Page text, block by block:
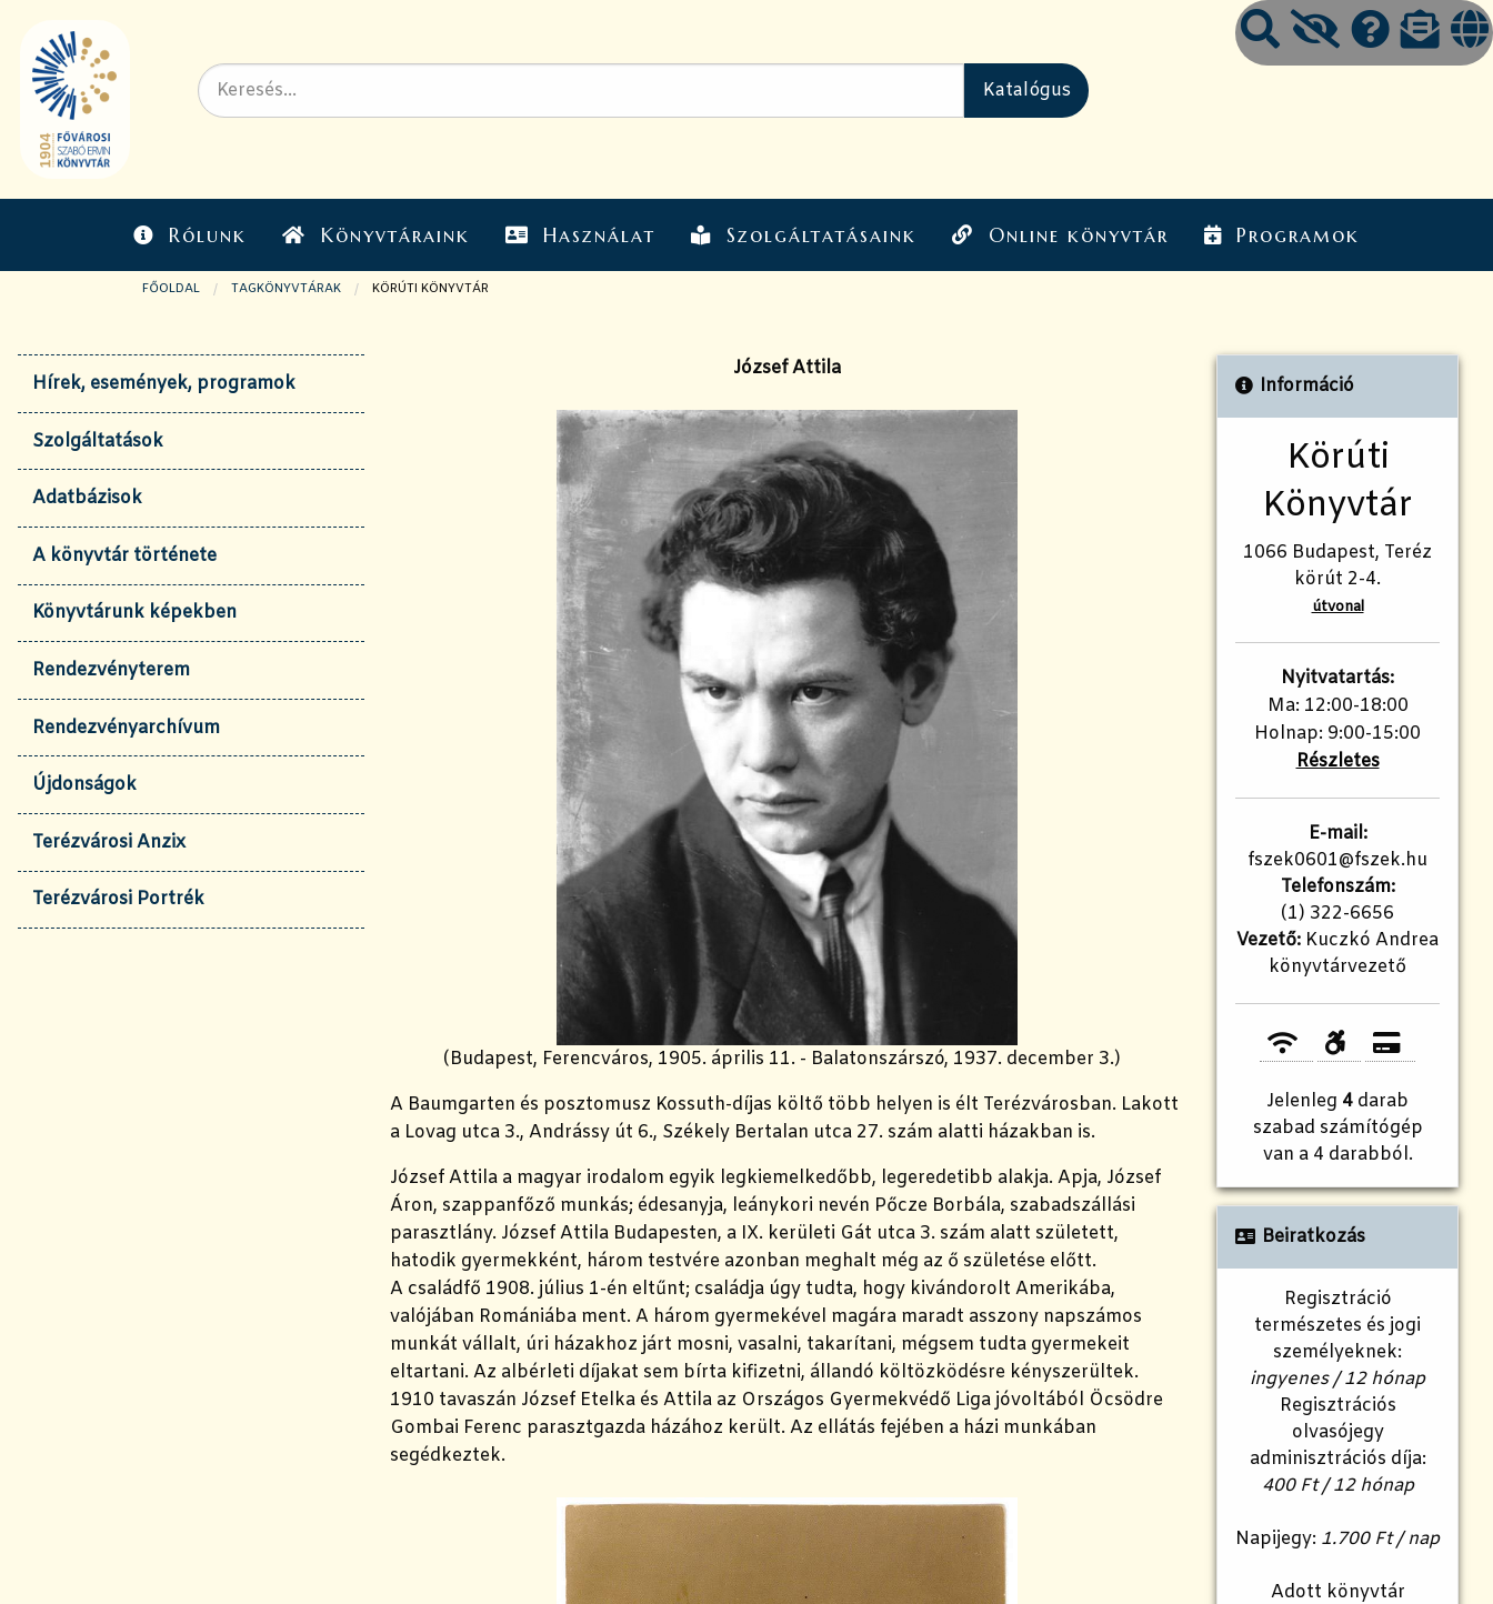
Rólunk Könyvtáraink Használat Szolgáltatásaink Online könyvtár Programok
FŐOLDAL TAGKÖNYVTÁRAK JELENLEGI OLDAL:
KÖRÚTI KÖNYVTÁR
Hírek, események, programok
Szolgáltatások
Adatbázisok
A könyvtár története
Könyvtárunk képekben
Rendezvényterem
Rendezvényarchívum
Újdonságok
Terézvárosi Anzix
Terézvárosi Portrék
József Attila
(Budapest, Ferencváros, 1905. április 11. - Balatonszárszó, 1937. december 3.)
A Baumgarten és posztomusz Kossuth-díjas költő több helyen is élt Terézvárosban. Lakott
a Lovag utca 3., Andrássy út 6., Székely Bertalan utca 27. szám alatti házakban is.
József Attila a magyar irodalom egyik legkiemelkedőbb, legeredetibb alakja. Apja, József
Áron, szappanfőző munkás; édesanyja, leánykori nevén Pőcze Borbála, szabadszállási
parasztlány. József Attila Budapesten, a IX. kerületi Gát utca 3. szám alatt született,
hatodik gyermekként, három testvére azonban meghalt még az ő születése előtt.
A családfő 1908. július 1-én eltűnt; családja úgy tudta, hogy kivándorolt Amerikába,
valójában Romániába ment. A három gyermekével magára maradt asszony napszámos
munkát vállalt, úri házakhoz járt mosni, vasalni, takarítani, mégsem tudta gyermekeit
eltartani. Az albérleti díjakat sem bírta kifizetni, állandó költözködésre kényszerültek.
1910 tavaszán József Etelka és Attila az Országos Gyermekvédő Liga jóvoltából Öcsödre
Gombai Ferenc parasztgazda házához került. Az ellátás fejében a házi munkában
segédkeztek.
Információ
Körúti
Könyvtár
1066 Budapest, Teréz
körút 2-4.
útvonal
Nyitvatartás:
Ma: 12:00-18:00
Holnap: 9:00-15:00
Részletes
E-mail:
fszek0601@fszek.hu
Telefonszám:
(1) 322-6656
Vezető: Kuczkó Andrea
könyvtárvezető
Jelenleg 4 darab
szabad számítógép
van a 4 darabból.
Beiratkozás
Regisztráció
természetes és jogi
személyeknek:
ingyenes / 12 hónap
Regisztrációs
olvasójegy
adminisztrációs díja:
400 Ft / 12 hónap
Napijegy: 1.700 Ft / nap
Adott könyvtár